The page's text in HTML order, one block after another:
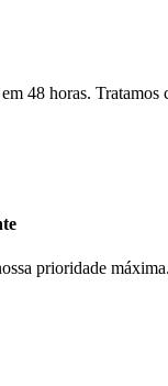
48 horas.
prioridade